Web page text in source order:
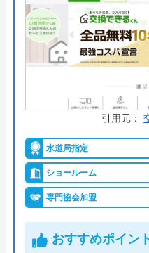
公式
料金
生活堂 の基本情報
株式会
代表者
創業・設立 ―
本社所在地
〒163-
命ビル
引用元：
水道局指定
ショールーム
専門協会加盟
おすすめポイン